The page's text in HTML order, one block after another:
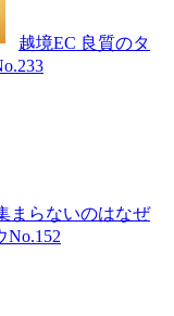
越境EC 良質のタ
まらないのはなぜ
No.152